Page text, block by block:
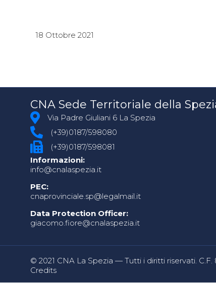
18 Ottobre 2021
CNA Sede Territoriale della
Via Padre Giuliani 6 La Spezia
(+39)0187/598080
(+39)0187/598081
Informazioni:
info@cnalaspezia.it
PEC:
cnaprovinciale.sp@legalmail.it
Data Protection Officer:
giacomo.fiore@cnalaspezia.it
© 2021 CNA La Spezia — Tutti i diritti riservati. C.F.
Credits